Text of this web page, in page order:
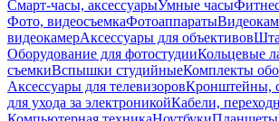
Смарт-часы, аксессуарыУмные часы
Фото, видеосъемкаФотоаппараты
видеокамерАксессуары для объективов
Оборудование для фотостудииКольцевые
съемкиВспышки студийныеКомплекты
Аксессуары для телевизоровКронштейны,
для ухода за электроникойКабели,